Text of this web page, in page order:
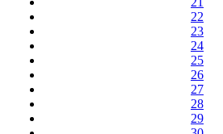
22
23
24
25
26
27
28
29